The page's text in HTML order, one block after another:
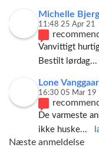
Michelle
11:48 25 Apr 21
Vanvittigt
Bestilt lørdag...
Lone
16:30 05 Mar 19
De varmeste
ikke huske...
Næste anmeldelse